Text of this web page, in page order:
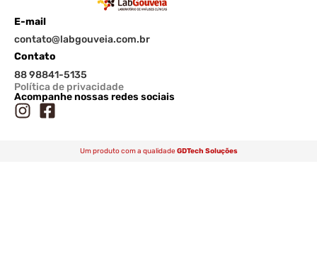
E-mail
contato@labgouveia.com.br
Contato
88 98841-5135
Política de privacidade
Acompanhe nossas redes sociais
Um produto com a qualidade GDTech Soluções